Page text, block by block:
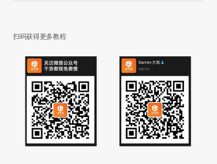
扫码获得更多教程